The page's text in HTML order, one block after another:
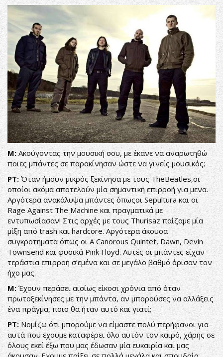
Μ:Ακούγοντας την μουσική σου, με έκανε να αναρωτηθώ
ποιες μπάντες σε παρακίνησαν ώστε να γινείς μουσικός;
ΡΤ:Όταν ήμουν μικρός ξεκίνησα με τους TheBeatles,οι
οποίοι ακόμα αποτελούν μία σημαντική επιρροή για μενα.
Αργότερα ανακάλυψα μπάντες όπωςοι Sepultura και οι
Rage Against The Machine και πραγματικά με
εντυπωσίασαν! Στις αρχές με τους Thurisaz παίζαμε μία
μίξη από trash και hardcore. Αργότερα άκουσα
συγκροτήματα όπως οι A Canorous Quintet, Dawn, Devin
Townsend και φυσικά Pink Floyd. Αυτές οι μπάντες είχαν
τεράστια επιρροή σ’εμένα και σε μεγάλο βαθμό όρισαν τον
ήχο μας.
Μ: Έχουν περάσει αισίως είκοσι χρόνια από όταν
πρωτοξεκίνησες με την μπάντα, αν μπορούσες να αλλάξεις
ένα πράγμα, ποιο θα ήταν αυτό και γιατί;
ΡΤ:Νομίζω ότι μπορούμε να είμαστε πολύ περήφανοι για
αυτά που έχουμε καταφέρει όλο αυτόν τον καιρό, χάρης σε
όλους εκεί έξω που μας έδωσαν μία ευκαιρία και μας